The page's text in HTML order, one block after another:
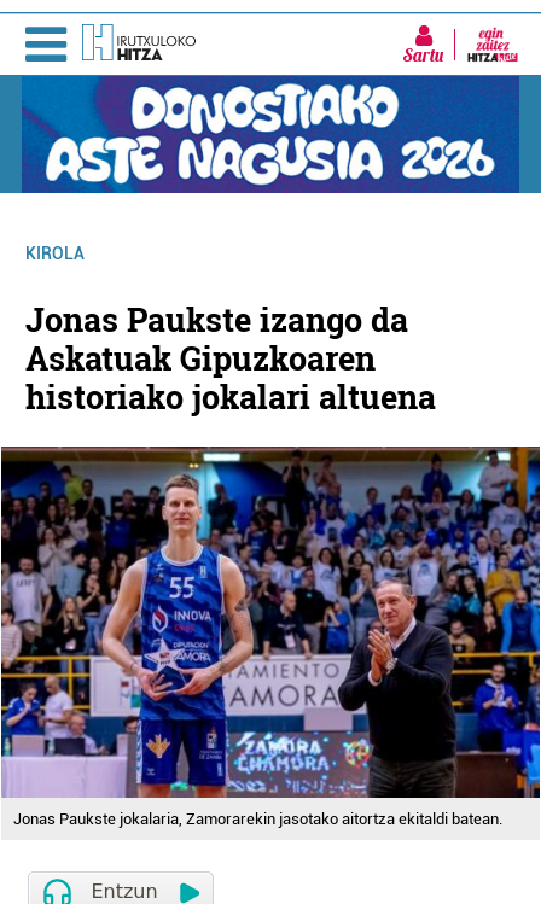
Sartu
KIROLA
Jonas Paukste izango da
Askatuak Gipuzkoaren
historiako jokalari altuena
Jonas Paukste jokalaria, Zamorarekin jasotako aitortza ekitaldi batean.